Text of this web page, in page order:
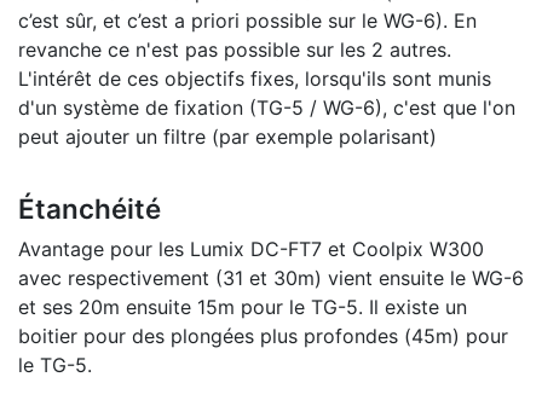
c’est sûr, et c’est a priori possible sur le WG-6). En
revanche ce n'est pas possible sur les 2 autres.
L'intérêt de ces objectifs fixes, lorsqu'ils sont munis
d'un système de fixation (TG-5 / WG-6), c'est que l'on
peut ajouter un filtre (par exemple polarisant)
Étanchéité
Avantage pour les Lumix DC-FT7 et Coolpix W300
avec respectivement (31 et 30m) vient ensuite le WG-6
et ses 20m ensuite 15m pour le TG-5. Il existe un
boitier pour des plongées plus profondes (45m) pour
le TG-5.